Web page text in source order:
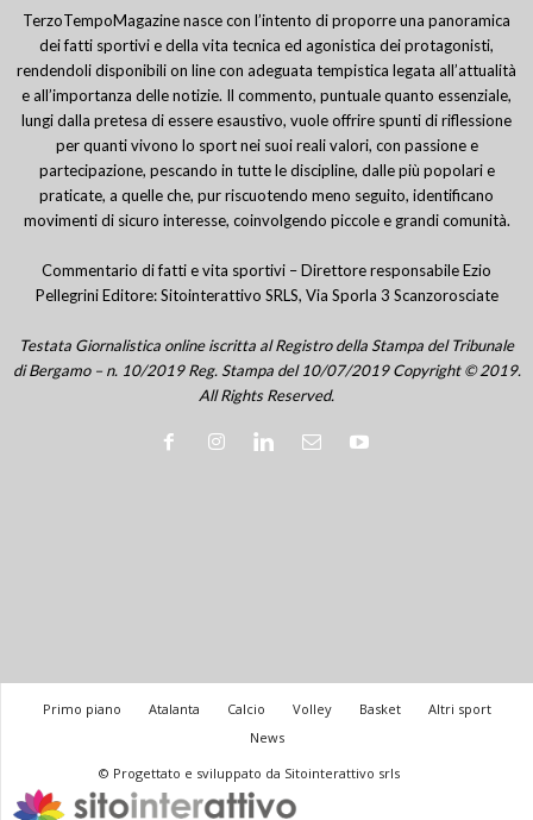
TerzoTempoMagazine nasce con l’intento di proporre una panoramica
dei fatti sportivi e della vita tecnica ed agonistica dei protagonisti,
rendendoli disponibili on line con adeguata tempistica legata all’attualità
e all’importanza delle notizie. Il commento, puntuale quanto essenziale,
lungi dalla pretesa di essere esaustivo, vuole offrire spunti di riflessione
per quanti vivono lo sport nei suoi reali valori, con passione e
partecipazione, pescando in tutte le discipline, dalle più popolari e
praticate, a quelle che, pur riscuotendo meno seguito, identificano
movimenti di sicuro interesse, coinvolgendo piccole e grandi comunità.
Commentario di fatti e vita sportivi – Direttore responsabile Ezio
Pellegrini Editore: Sitointerattivo SRLS, Via Sporla 3 Scanzorosciate
Testata Giornalistica online iscritta al Registro della Stampa del Tribunale
di Bergamo – n. 10/2019 Reg. Stampa del 10/07/2019 Copyright © 2019.
All Rights Reserved.
Primo piano Atalanta Calcio Volley Basket
Altri sport
News
© Progettato e sviluppato da Sitointerattivo srls